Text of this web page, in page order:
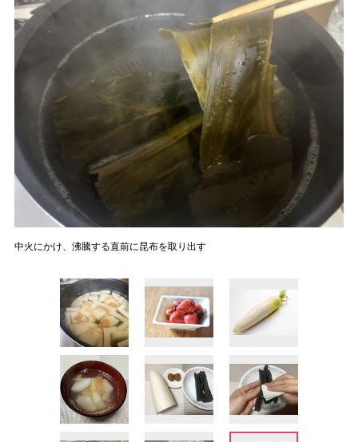
中火にかけ、沸騰する直前に昆布を取り出す